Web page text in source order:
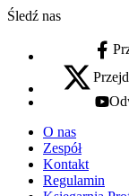
Śledź nas
x - otwiera się
O nas
Zespół
Kontakt
Regulamin